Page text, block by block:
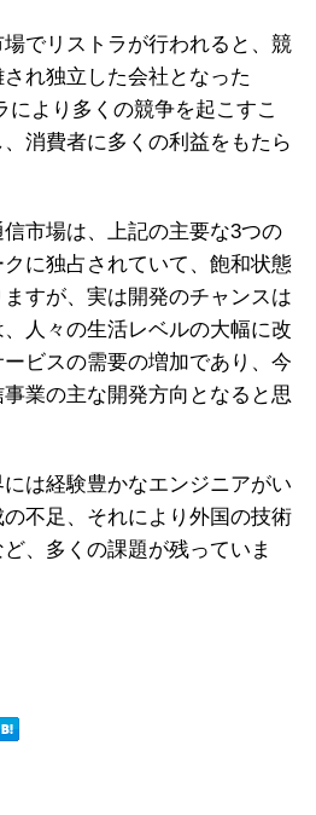
でリストラが行われると、競
れ独立した会社となった
により多くの競争を起こすこ
消費者に多くの利益をもたら
市場は、上記の主要な3つの
に独占されていて、飽和状態
すが、実は開発のチャンスは
人々の生活レベルの大幅に改
ビスの需要の増加であり、今
業の主な開発方向となると思
は経験豊かなエンジニアがい
不足、それにより外国の技術
、多くの課題が残っていま